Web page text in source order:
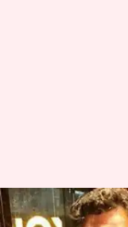
ऋषि कपूर